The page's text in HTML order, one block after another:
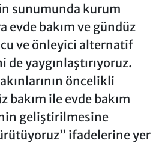
sunumunda kurum
evde bakım ve gündüz
ve önleyici alternatif
yaygınlaştırıyoruz.
öncelikli
bakım ile evde bakım
geliştirilmesine
ifadelerine yer